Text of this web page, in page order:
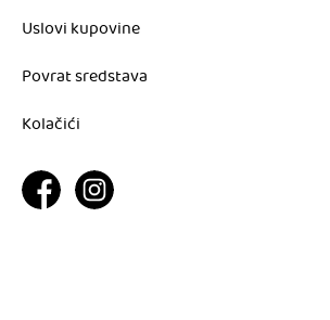
Uslovi kupovine
Povrat sredstava
Kolačići